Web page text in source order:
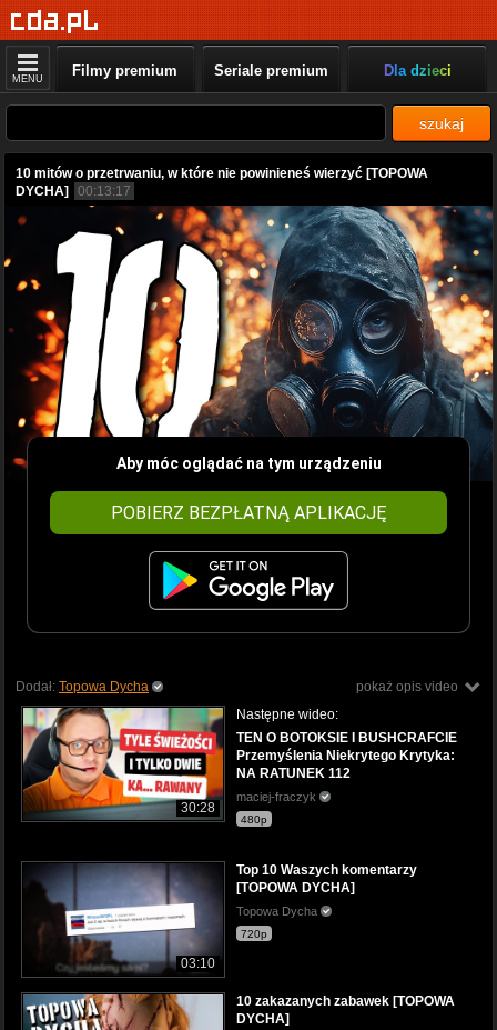
MENU Filmy premium Seriale premium Dla dzieci
szukaj
10 mitów o przetrwaniu, w które nie powinieneś wierzyć [TOPOWA
DYCHA]
00:13:17
Aby móc oglądać na tym urządzeniu
POBIERZ BEZPŁATNĄ APLIKACJĘ
pokaż opis video
Dodał: Topowa Dycha
30:28
Następne wideo:
TEN O BOTOKSIE I BUSHCRAFCIE
Przemyślenia Niekrytego Krytyka:
NA RATUNEK 112
maciej-fraczyk
480p
03:10
Top 10 Waszych komentarzy
[TOPOWA DYCHA]
Topowa Dycha
720p
10 zakazanych zabawek [TOPOWA
DYCHA]